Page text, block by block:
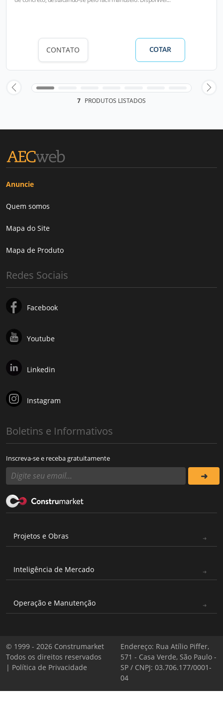
CONTATO COTAR
7 PRODUTOS LISTADOS
Anuncie
Quem somos
Mapa do Site
Mapa de Produto
Redes Sociais
Facebook
Youtube
Linkedin
Instagram
Boletins e Informativos
Inscreva-se e receba gratuitamente
Projetos e Obras
Inteligência de Mercado
Operação e Manutenção
© 1999 - 2026 Construmarket
Todos os direitos reservados
| Política de Privacidade
Endereço: Rua Atílio Piffer,
571 - Casa Verde, São Paulo -
SP / CNPJ: 03.706.177/0001-
04